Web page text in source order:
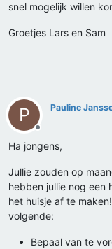
snel mogelijk willen
Groetjes Lars en Sam
P
Offline
Pauline
Ha jongens,
Jullie zouden op
hebben jullie nog een
het huisje af te
volgende:
Bepaal van te